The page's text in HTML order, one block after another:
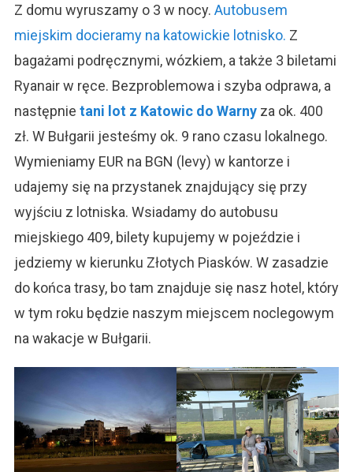
Z domu wyruszamy o 3 w nocy. Autobusem
miejskim docieramy na katowickie lotnisko. Z
bagażami podręcznymi, wózkiem, a także 3 biletami
Ryanair w ręce. Bezproblemowa i szyba odprawa, a
następnie tani lot z Katowic do Warnyza ok. 400
zł. W Bułgarii jesteśmy ok. 9 rano czasu lokalnego.
Wymieniamy EUR na BGN (levy) w kantorze i
udajemy się na przystanek znajdujący się przy
wyjściu z lotniska. Wsiadamy do autobusu
miejskiego 409, bilety kupujemy w pojeździe i
jedziemy w kierunku Złotych Piasków. W zasadzie
do końca trasy, bo tam znajduje się nasz hotel, który
w tym roku będzie naszym miejscem noclegowym
na wakacje w Bułgarii.